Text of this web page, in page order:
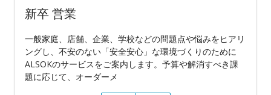
新卒 営業
一般家庭、店舗、企業、学校などの問題点や悩みをヒアリ
ングし、不安のない「安全安心」な環境づくりのために
ALSOKのサービスをご案内します。予算や解消すべき課
題に応じて、オーダーメ